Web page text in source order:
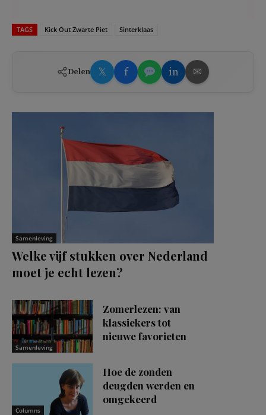
TAGS Kick Out Zwarte Piet Sinterklaas
Delen 𝕏 f in ✉
Samenleving
Welke vijf stukken over Nederland
moet je echt lezen?
Samenleving
Zomerlezen: van
klassiekers tot
nieuwe favorieten
Columns
Hoe de zonden
deugden werden en
omgekeerd